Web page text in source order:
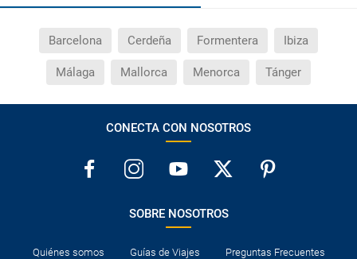
Barcelona Cerdeña Formentera Ibiza
Málaga Mallorca Menorca Tánger
CONECTA CON NOSOTROS
SOBRE NOSOTROS
Quiénes somos Guías de Viajes Preguntas Frecuentes